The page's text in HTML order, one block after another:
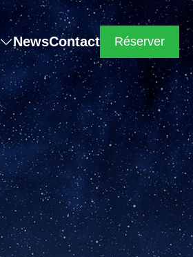
NewsContact Réserver